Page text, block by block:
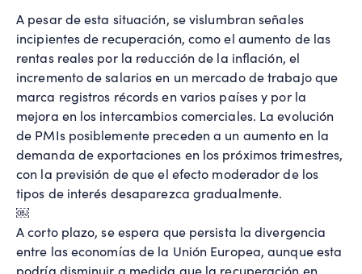
A pesar de esta situación, se vislumbran señales
incipientes de recuperación, como el aumento de las
rentas reales por la reducción de la inflación, el
incremento de salarios en un mercado de trabajo que
marca registros récords en varios países y por la
mejora en los intercambios comerciales. La evolución
de PMIs posiblemente preceden a un aumento en la
demanda de exportaciones en los próximos trimestres,
con la previsión de que el efecto moderador de los
tipos de interés desaparezca gradualmente.
￼
A corto plazo, se espera que persista la divergencia
entre las economías de la Unión Europea, aunque esta
podría disminuir a medida que la recuperación en